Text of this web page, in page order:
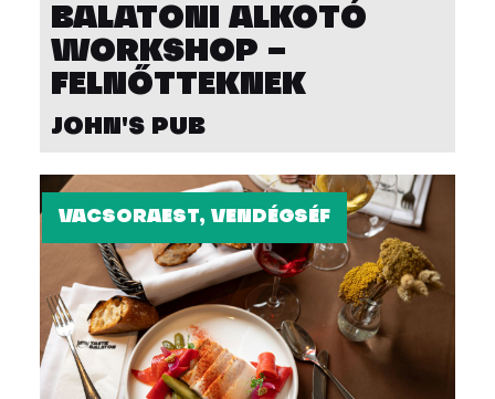
BALATONI ALKOTÓ
WORKSHOP –
FELNŐTTEKNEK
JOHN'S PUB
VACSORAEST, VENDÉGSÉF